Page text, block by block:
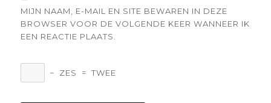
MIJN NAAM, E-MAIL EN SITE BEWAREN IN DEZE
BROWSER VOOR DE VOLGENDE KEER WANNEER IK
EEN REACTIE PLAATS.
− ZES = TWEE